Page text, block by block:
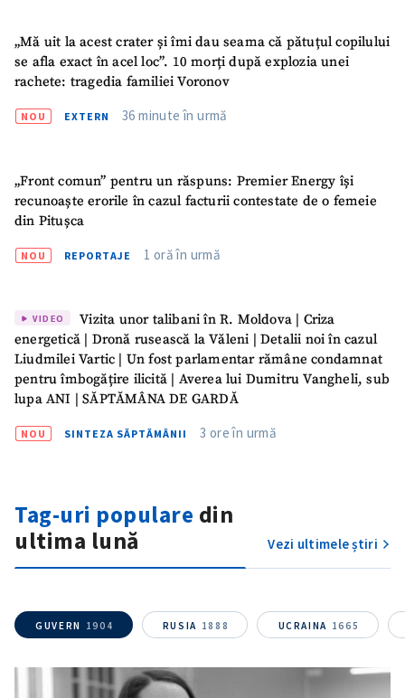
„Mă uit la acest crater și îmi dau seama că pătuțul copilului
se afla exact în acel loc”. 10 morți după explozia unei
rachete: tragedia familiei Voronov
NOU EXTERN 36 minute în urmă
„Front comun” pentru un răspuns: Premier Energy își
recunoaște erorile în cazul facturii contestate de o femeie
din Pitușca
NOU REPORTAJE 1 oră în urmă
VIDEO
Vizita unor talibani în R. Moldova | Criza
energetică | Dronă rusească la Văleni | Detalii noi în cazul
Liudmilei Vartic | Un fost parlamentar rămâne condamnat
pentru îmbogățire ilicită | Averea lui Dumitru Vangheli, sub
lupa ANI | SĂPTĂMÂNA DE GARDĂ
NOU SINTEZA SĂPTĂMÂNII 3 ore în urmă
Tag-uri populare din
ultima lună
Vezi ultimele știri
GUVERN 1904 RUSIA 1888 UCRAINA 1665